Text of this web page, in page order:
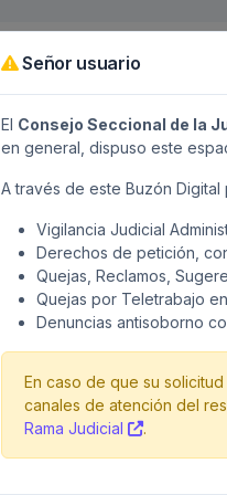
ElConsejo Seccional de la
Judicial Administrativa,
servidores judiciales.
Consejo Seccional, con el
Conforme a las
de aquella información que
Señor usuario
El Consejo Seccional de la
en general, dispuso este
A través de este Buzón
Vigilancia Judicial
Derechos de petición,
Quejas, Reclamos,
Quejas por Teletrabajo
Denuncias antisoborno
En caso de que su
canales de atención del
Rama Judicial
.